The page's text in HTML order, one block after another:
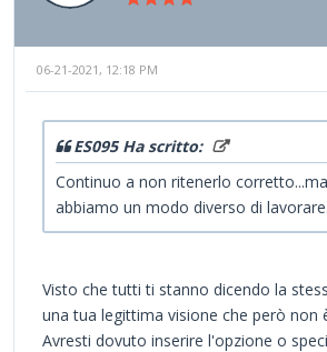
06-21-2021, 12:18 PM
ES095 Ha scritto:
Continuo a non ritenerlo
abbiamo un modo diverso di
Visto che tutti ti stanno dicendo la
una tua legittima visione che però non
Avresti dovuto inserire l'opzione o